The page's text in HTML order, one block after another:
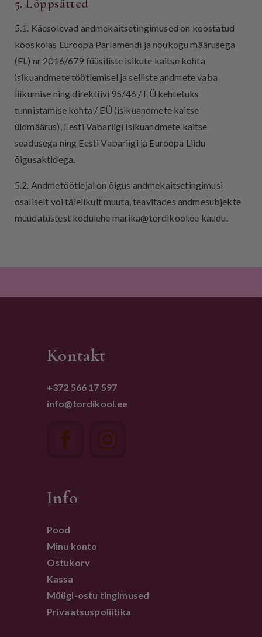
5. Lõppsätted
5.1. Käesolevad andmekaitsetingimused on koostatud
kooskõlas Euroopa Parlamendi ja nõukogu määrusega
(EL) nr 2016/679 füüsiliste isikute kaitse kohta
isikuandmete töötlemisel ja selliste andmete vaba
liikumise ning direktiivi 95/46 / EÜ kehtetuks
tunnistamise kohta / EÜ (isikuandmete kaitse
üldmäärus), Eesti Vabariigi isikuandmete kaitse
seadusega ning Eesti Vabariigi ja Euroopa Liidu
õigusaktidega.
5.2. Andmetöötlejal on õigus andmekaitsetingimusi
osaliselt või täielikult muuta, teavitades andmesubjekte
muudatustest kodulehe marika@tordikool.ee kaudu.
Kontakt
+372 566 17 597
info@tordikool.ee
Info
Pood
Minu konto
Ostukorv
Kassa
Müügi-ostu tingimused
Privaatsuspoliitika